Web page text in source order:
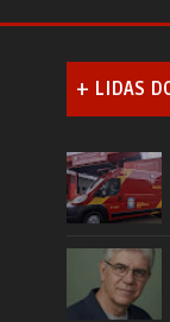
+ LIDAS